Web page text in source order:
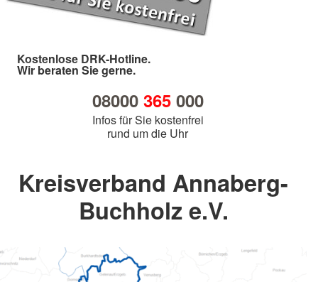
Kostenlose DRK-Hotline.
Wir beraten Sie gerne.
08000 365000
Infos für Sie kostenfrei
rund um die Uhr
Kreisverband Annaberg-
Buchholz e.V.